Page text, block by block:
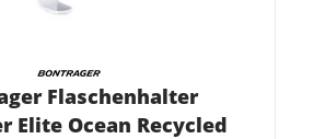
Flaschenhalter
Elite Ocean Recycled